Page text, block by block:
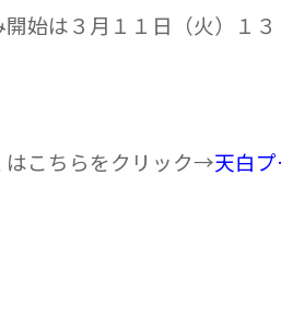
開始は３月１１日（火）１
はこちらをクリック→天白